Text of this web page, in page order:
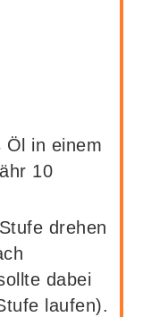
Öl in einem
10
drehen
dabei
laufen).